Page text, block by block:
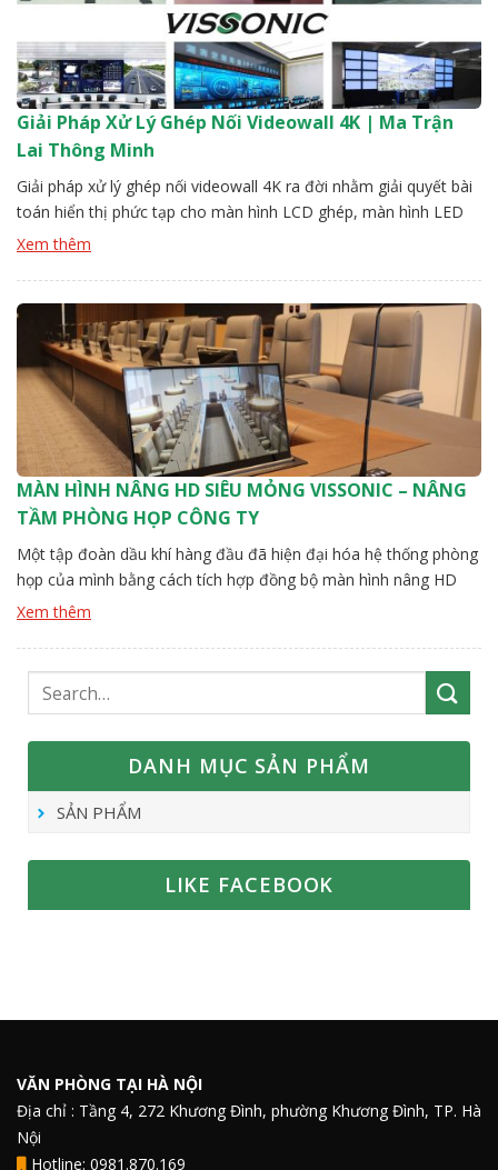
Giải Pháp Xử Lý Ghép Nối Videowall 4K | Ma Trận
Lai Thông Minh
Giải pháp xử lý ghép nối videowall 4K ra đời nhằm giải quyết bài
toán hiển thị phức tạp cho màn hình LCD ghép, màn hình LED
mô-đun, công nghệ chiếu hậu DLP cũng như các màn hình hình
Xem thêm
MÀN HÌNH NÂNG HD SIÊU MỎNG VISSONIC – NÂNG
TẦM PHÒNG HỌP CÔNG TY
Một tập đoàn dầu khí hàng đầu đã hiện đại hóa hệ thống phòng
họp của mình bằng cách tích hợp đồng bộ màn hình nâng HD
siêu mỏng VISSONIC (dòng VIS-LSSC Series) cùng với thiết bị hội
hiện đại, tiện nghi và hiệu quả – đáp ứng hoàn hảo nhu cầu giao
tiếp, trao đổi trong môi trường doanh nghiệp năng động của
Xem thêm
DANH MỤC SẢN PHẨM
SẢN PHẨM
LIKE FACEBOOK
VĂN PHÒNG TẠI HÀ NỘI
Địa chỉ : Tầng 4, 272 Khương Đình, phường Khương Đình, TP. Hà
Nội
Hotline: 0981.870.169